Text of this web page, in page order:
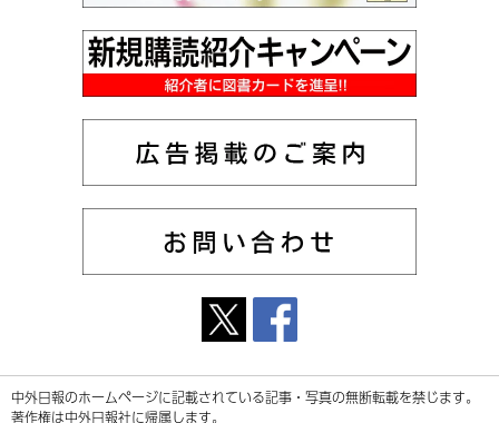
中外日報のホームページに記載されている記事・写真の無断転載を禁じます。
著作権は中外日報社に帰属します。